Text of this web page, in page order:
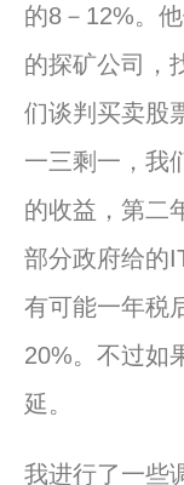
的8－12%。
的探矿公司，
们谈判买卖股
一三剩一，我
的收益，第二
部分政府给的
有可能一年税
20%。不过如
延。
我进行了一些